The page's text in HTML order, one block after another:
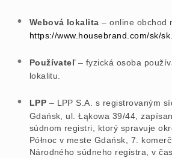
Webová lokalita – online obchod
https://www.housebrand.com/sk/sk
Používateľ– fyzická osoba
lokalitu.
LPP – LPP S.A. s registrovaným
Gdańsk, ul. Łąkowa 39/44,
súdnom registri, ktorý spravuje
Północ v meste Gdańsk, 7.
Národného súdneho registra, v